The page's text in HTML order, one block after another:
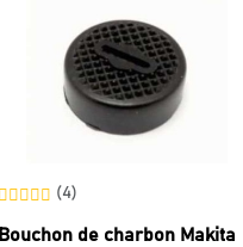
(4)
Bouchon de charbon Makita